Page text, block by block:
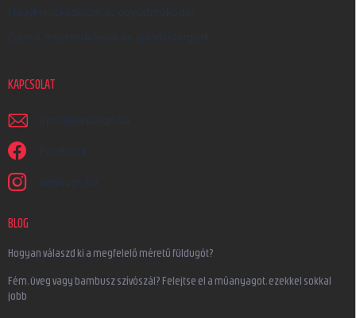
Nagykereskedelem és együttműködés
Egyedi megrendelések és ajándéktárgyak
KAPCSOLAT
irjon @ earplugs.hu
Facebook
earplugs.hu
BLOG
Hogyan válaszd ki a megfelelő méretű füldugót?
Fém, üveg vagy bambusz szívószál? Felejtse el a műanyagot, ezekkel sokkal
jobb